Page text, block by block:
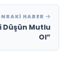
HABER
Düşün Mutlu
Ol”